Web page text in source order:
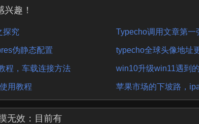
趣！
探究 Typecho调用文章第一
伪静态配置 typecho全球头像地址
程，车载连接方法 win10升级win11遇到
用教程 苹果市场的下坡路，
无效： 目前有